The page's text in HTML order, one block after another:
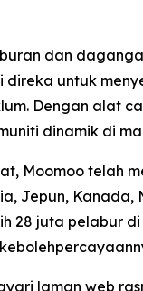
dan
direka untuk
Dengan alat
dinamik di
Moomoo telah
Jepun,
28 juta pelabur
laman web